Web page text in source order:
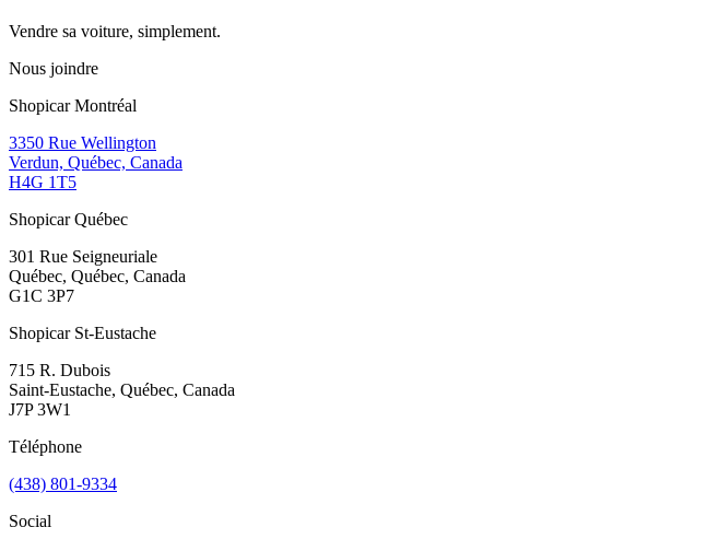
Vendre sa voiture, simplement.
Nous joindre
Shopicar Montréal
3350 Rue Wellington
Verdun, Québec, Canada
H4G 1T5
Shopicar Québec
301 Rue Seigneuriale
Québec, Québec, Canada
G1C 3P7
Shopicar St-Eustache
715 R. Dubois
Saint-Eustache, Québec, Canada
J7P 3W1
Téléphone
(438) 801-9334
Social